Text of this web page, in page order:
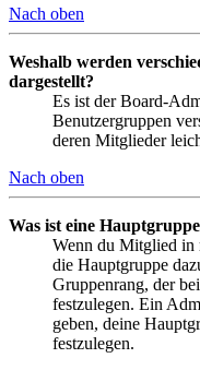
Nach oben
Weshalb werden
dargestellt?
Es ist der Board-
Benutzergruppen
deren Mitglieder
Nach oben
Was ist eine
Wenn du Mitglied in
die Hauptgruppe
Gruppenrang, der
festzulegen. Ein
geben, deine
festzulegen.